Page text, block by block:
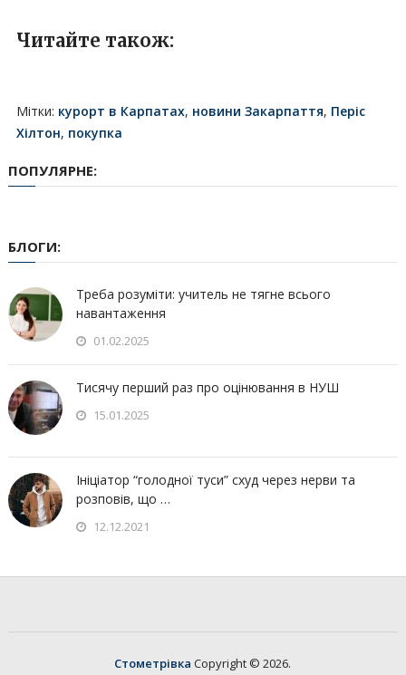
Читайте також:
Мітки: курорт в Карпатах, новини Закарпаття, Періс
Хілтон, покупка
ПОПУЛЯРНЕ:
БЛОГИ:
Треба розуміти: учитель не тягне всього
навантаження
01.02.2025
Тисячу перший раз про оцінювання в НУШ
15.01.2025
Ініціатор “голодної туси” схуд через нерви та
розповів, що …
12.12.2021
Стометрівка Copyright © 2026.